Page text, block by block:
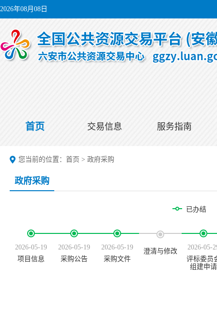
2026年08月08日
首页 交易信息 服务指南
您当前的位置： 首页 > 政府采购
政府采购
已办结
2026-05-19
项目信息
2026-05-19
采购公告
2026-05-19
采购文件
澄清与修改
2026-05-
评标委员
组建申请